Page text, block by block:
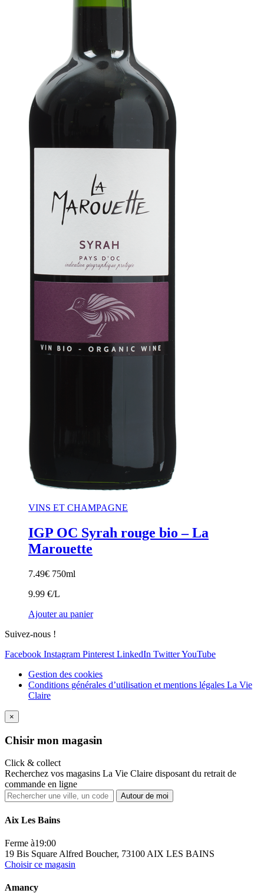
VINS ET CHAMPAGNE
IGP OC Syrah rouge bio – La
Marouette
7.49€ 750ml
9.99 €/L
Ajouter au panier
Suivez-nous !
Facebook Instagram Pinterest LinkedIn TwitterYouTube
Gestion des cookies
Conditions générales d’utilisation et mentions légales La Vie
Claire
×
Chisir mon magasin
Click & collect
Recherchez vos magasins La Vie Claire disposant du retrait de
commande en ligne
Autour de moi
Aix Les Bains
Ferme à19:00
19 Bis Square Alfred Boucher, 73100 AIX LES BAINS
Choisir ce magasin
Amancy